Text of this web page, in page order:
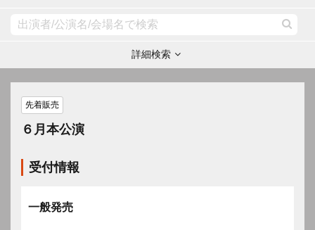
詳細検索
先着販売
６月本公演
受付情報
一般発売